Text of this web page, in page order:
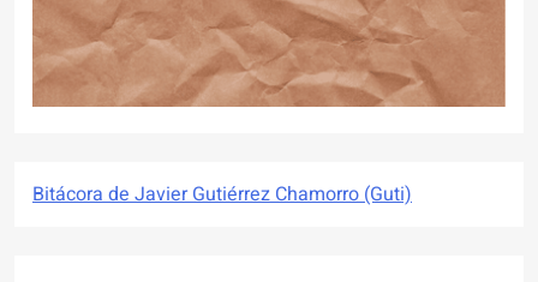
Bitácora de Javier Gutiérrez Chamorro (Guti)